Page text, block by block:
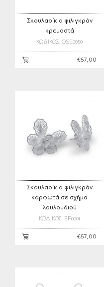
Σκουλαρίκια φιλιγκράν
κρεμαστά
ΚΩΔΙΚΟΣ: OSE0050
€57,00
Σκουλαρίκια φιλιγκράν
καρφωτά σε σχήμα
λουλουδιού
ΚΩΔΙΚΟΣ: EF0001
€57,00